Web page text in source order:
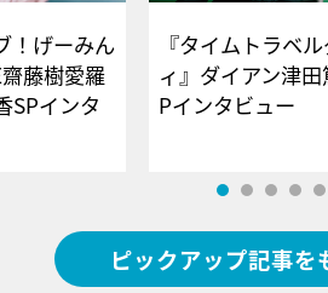
！げーみん
藤樹愛羅
SPインタ
『タイムトラベ
ィ』ダイアン津田
Pインタビ
ピックアップ記事を